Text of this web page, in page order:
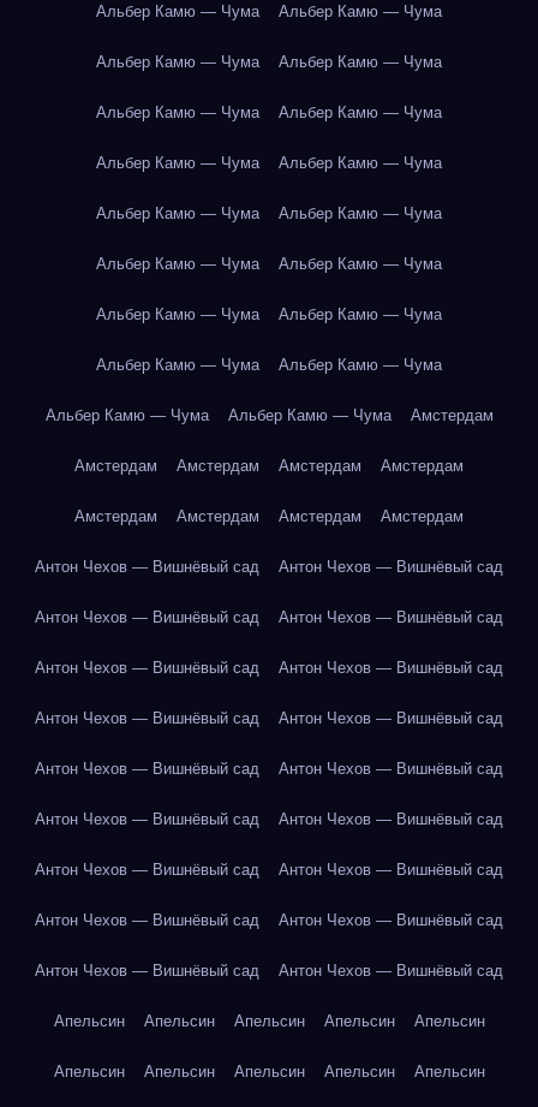
Альбер Камю — Чума Альбер Камю — Чума
Альбер Камю — Чума Альбер Камю — Чума
Альбер Камю — Чума Альбер Камю — Чума
Альбер Камю — Чума Альбер Камю — Чума
Альбер Камю — Чума Альбер Камю — Чума
Альбер Камю — Чума Альбер Камю — Чума
Альбер Камю — Чума Альбер Камю — Чума
Альбер Камю — Чума Альбер Камю — Чума
Альбер Камю — Чума Альбер Камю — Чума Амстердам
Амстердам Амстердам Амстердам Амстердам
Амстердам Амстердам Амстердам Амстердам
Антон Чехов — Вишнёвый сад Антон Чехов — Вишнёвый сад
Антон Чехов — Вишнёвый сад Антон Чехов — Вишнёвый сад
Антон Чехов — Вишнёвый сад Антон Чехов — Вишнёвый сад
Антон Чехов — Вишнёвый сад Антон Чехов — Вишнёвый сад
Антон Чехов — Вишнёвый сад Антон Чехов — Вишнёвый сад
Антон Чехов — Вишнёвый сад Антон Чехов — Вишнёвый сад
Антон Чехов — Вишнёвый сад Антон Чехов — Вишнёвый сад
Антон Чехов — Вишнёвый сад Антон Чехов — Вишнёвый сад
Антон Чехов — Вишнёвый сад Антон Чехов — Вишнёвый сад
Апельсин Апельсин Апельсин Апельсин Апельсин
Апельсин Апельсин Апельсин Апельсин Апельсин